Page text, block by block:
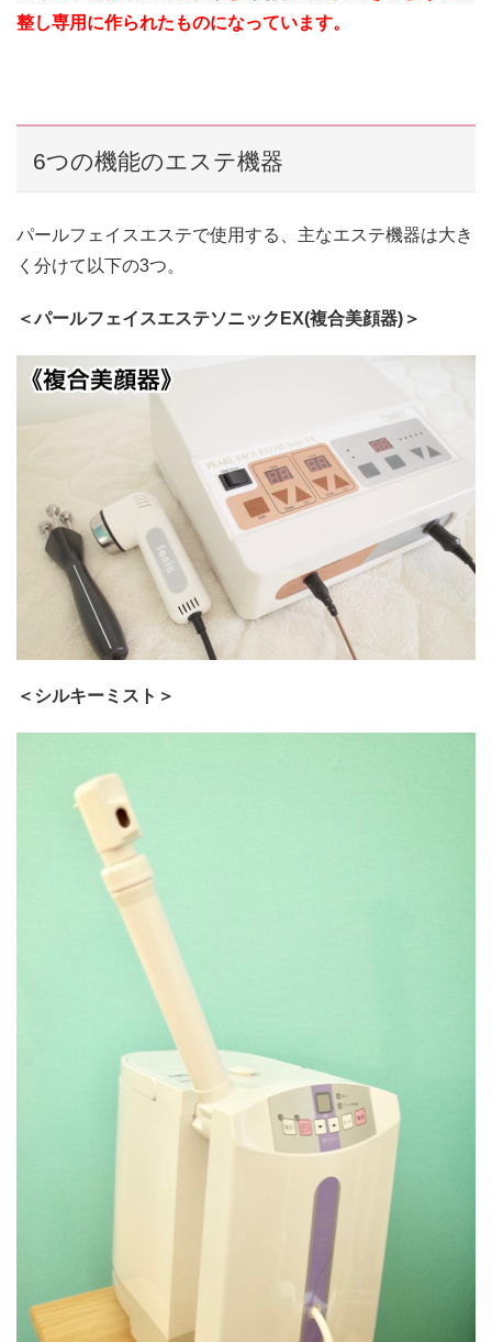
整し専用に作られたものになっています。
6つの機能のエステ機器
パールフェイスエステで使用する、主なエステ機器は大き
く分けて以下の3つ。
＜パールフェイスエステソニックEX(複合美顔器)＞
＜シルキーミスト＞